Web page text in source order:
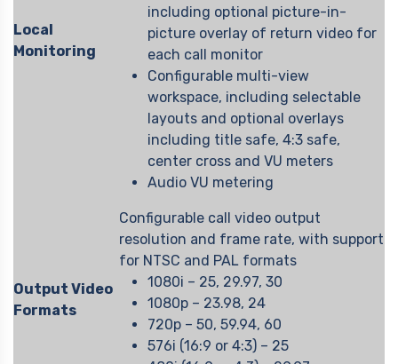
Local
Monitoring
including optional picture-in-
picture overlay of return video for
each call monitor
Configurable multi-view
workspace, including selectable
layouts and optional overlays
including title safe, 4:3 safe,
center cross and VU meters
Audio VU metering
Output Video
Formats
Configurable call video output
resolution and frame rate, with support
for NTSC and PAL formats
1080i – 25, 29.97, 30
1080p – 23.98, 24
720p – 50, 59.94, 60
576i (16:9 or 4:3) – 25